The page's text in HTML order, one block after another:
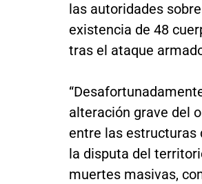
las autoridades
existencia de 48
tras el ataque
alteración grave del
entre las estructuras
la disputa del
muertes masivas,